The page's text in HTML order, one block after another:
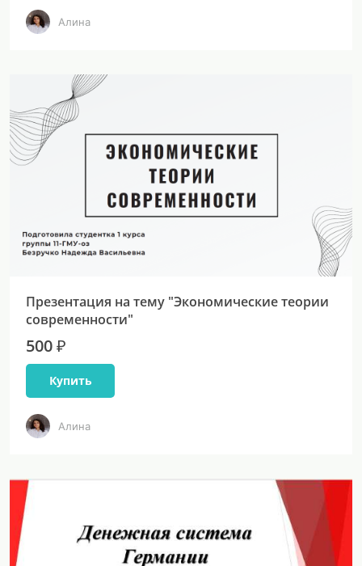
Алина
Презентация на тему "Экономические теории
современности"
500 ₽
Купить
Алина